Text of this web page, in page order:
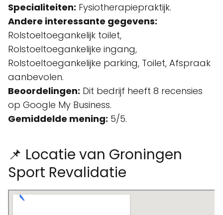
Specialiteiten: Fysiotherapiepraktijk.
Andere interessante gegevens:
Rolstoeltoegankelijk toilet,
Rolstoeltoegankelijke ingang,
Rolstoeltoegankelijke parking, Toilet, Afspraak
aanbevolen.
Beoordelingen: Dit bedrijf heeft 8 recensies
op Google My Business.
Gemiddelde mening: 5/5.
📌 Locatie van Groningen
Sport Revalidatie